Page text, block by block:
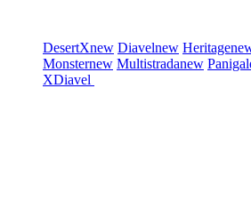
DesertXnew Diavelnew Heritage
Monsternew Multistradanew
XDiavel